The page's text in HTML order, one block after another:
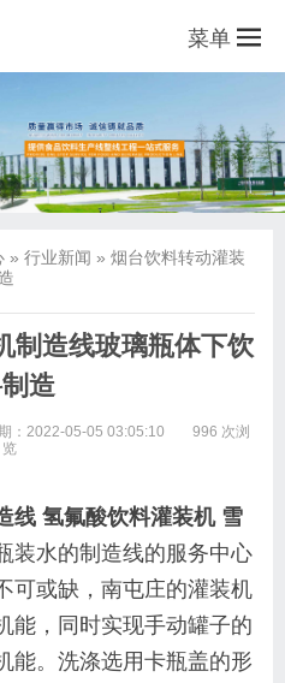
菜单
» 行业新闻 » 烟台饮料转动灌装
制造线玻璃瓶体下饮
造
：2022-05-05 03:05:10
996 次浏
览
线 氢氟酸饮料灌装机 雪
装水的制造线的服务中心
可或缺，南屯庄的灌装机
能，同时实现手动罐子的
能。洗涤选用卡瓶盖的形